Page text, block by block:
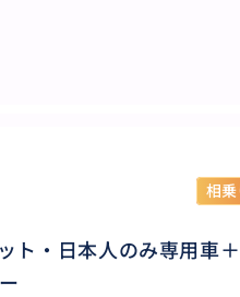
相乗
ト・日本人のみ専用車＋